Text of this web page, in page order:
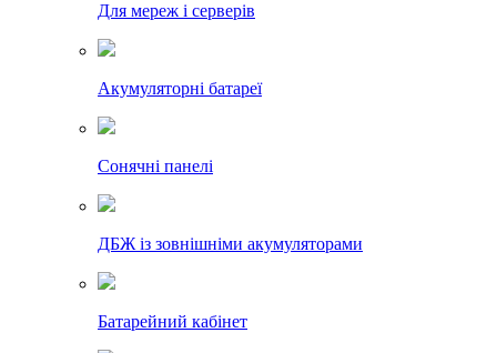
Для мереж і серверів
Акумуляторні батареї
Сонячні панелі
ДБЖ із зовнішніми акумуляторами
Батарейний кабінет